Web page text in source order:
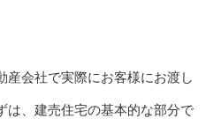
産会社で実際にお客様にお渡し
は、建売住宅の基本的な部分で